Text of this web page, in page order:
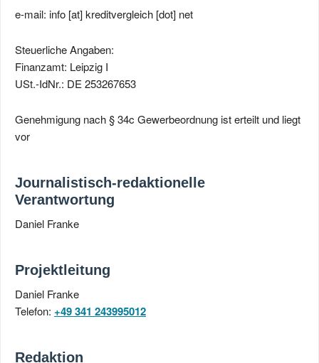
e-mail: info [at] kreditvergleich [dot] net
Steuerliche Angaben:
Finanzamt: Leipzig I
USt.-IdNr.: DE 253267653
Genehmigung nach § 34c Gewerbeordnung ist erteilt und liegt
vor
Journalistisch-redaktionelle
Verantwortung
Daniel Franke
Projektleitung
Daniel Franke
Telefon: +49 341 243995012
Redaktion